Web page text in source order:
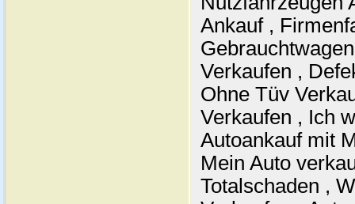
Ankauf ,
Verkaufen ,
Ohne Tüv
Verkaufen , Ich
Autoankauf mit
Mein Auto
Totalschaden ,